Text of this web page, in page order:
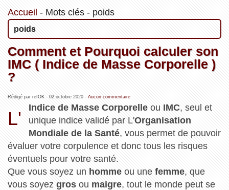
Accueil - Mots clés- poids
poids
Comment et Pourquoi calculer son
IMC ( Indice de Masse Corporelle )
?
Rédigé par refOK - 02 octobre 2020- Aucun commentaire
L'
Indice de Masse Corporelle ou IMC, seul et
unique indice validé par L'Organisation
Mondiale de la Santé, vous permet de pouvoir
évaluer votre corpulence et donc tous les risques
éventuels pour votre santé.
Que vous soyez un hommeou une femme, que
vous soyez grosou maigre, tout le monde peut se